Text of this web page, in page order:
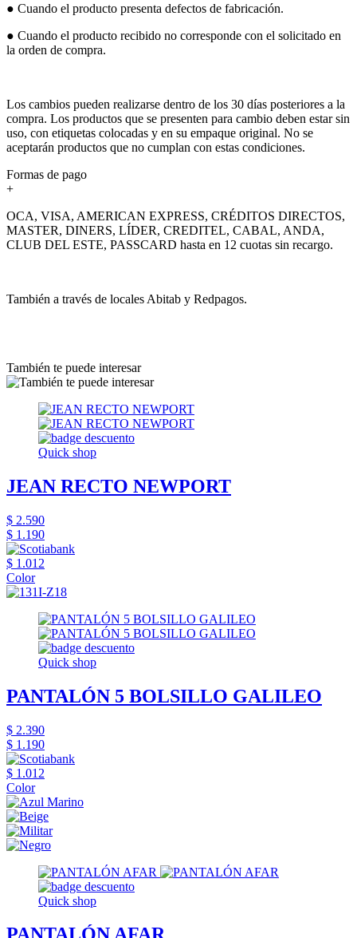
● Cuando el producto presenta defectos de fabricación.
● Cuando el producto recibido no corresponde con el solicitado en
la orden de compra.
Los cambios pueden realizarse dentro de los 30 días posteriores a la
compra. Los productos que se presenten para cambio deben estar sin
uso, con etiquetas colocadas y en su empaque original. No se
aceptarán productos que no cumplan con estas condiciones.
Formas de pago
+
OCA, VISA, AMERICAN EXPRESS, CRÉDITOS DIRECTOS,
MASTER, DINERS, LÍDER, CREDITEL, CABAL, ANDA,
CLUB DEL ESTE, PASSCARD hasta en 12 cuotas sin recargo.
También a través de locales Abitab y Redpagos.
También te puede interesar
Quick shop
JEAN RECTO NEWPORT
$ 2.590
$ 1.190
$ 1.012
Color
Quick shop
PANTALÓN 5 BOLSILLO GALILEO
$ 2.390
$ 1.190
$ 1.012
Color
Quick shop